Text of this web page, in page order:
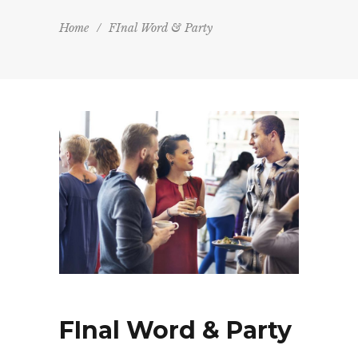
Home / FInal Word & Party
FInal Word & Party